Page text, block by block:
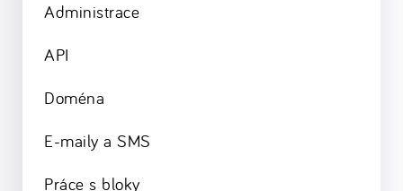
Administrace
API
Doména
E-maily a SMS
Práce s bloky